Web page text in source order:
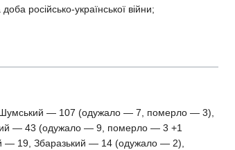
російсько-української війни;
— 107 (одужало — 7, померло — 3),
— 43 (одужало — 9, померло — 3 +1
— 19, Збаразький — 14 (одужало — 2),